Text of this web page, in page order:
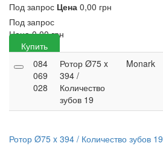
Под запрос Цена 0,00 грн
Под запрос
Цена 0,00грн
Купить
084
069
028
Ротор Ø75 x
394 /
Количество
зубов 19
Monark
Ротор Ø75 x 394 / Количество зубов 19